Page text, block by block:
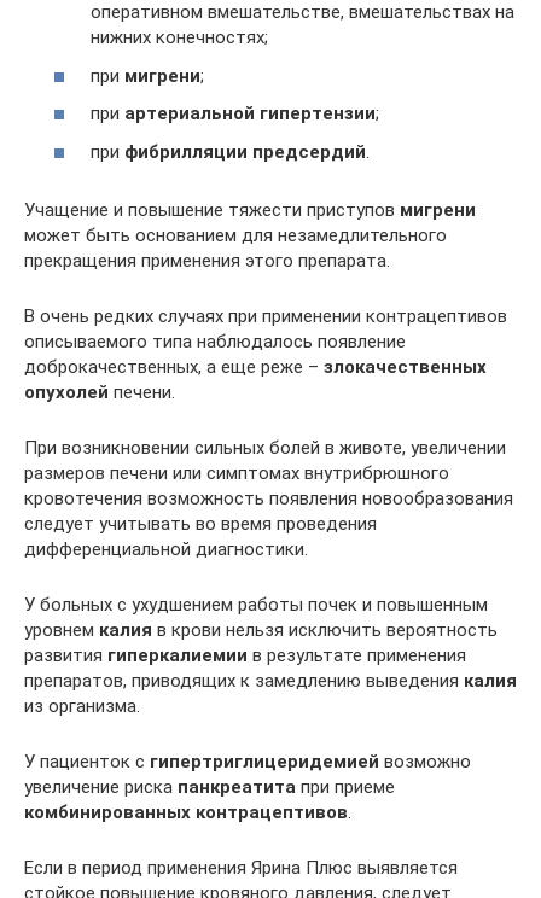
оперативном вмешательстве, вмешательствах на
нижних конечностях;
при мигрени;
при артериальной гипертензии;
при фибрилляции предсердий.
Учащение и повышение тяжести приступов мигрени
может быть основанием для незамедлительного
прекращения применения этого препарата.
В очень редких случаях при применении контрацептивов
описываемого типа наблюдалось появление
доброкачественных, а еще реже – злокачественных
опухолей печени.
При возникновении сильных болей в животе, увеличении
размеров печени или симптомах внутрибрюшного
кровотечения возможность появления новообразования
следует учитывать во время проведения
дифференциальной диагностики.
У больных с ухудшением работы почек и повышенным
уровнем калия в крови нельзя исключить вероятность
развития гиперкалиемии в результате применения
препаратов, приводящих к замедлению выведения калия
из организма.
У пациенток с гипертриглицеридемией возможно
увеличение риска панкреатита при приеме
комбинированных контрацептивов.
Если в период применения Ярина Плюс выявляется
стойкое повышение кровяного давления, следует